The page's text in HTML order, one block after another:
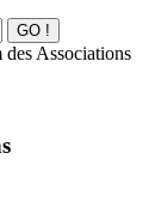
des Associations